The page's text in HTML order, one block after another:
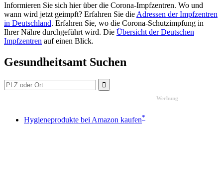
Informieren Sie sich hier über die Corona-Impfzentren. Wo und
wann wird jetzt geimpft? Erfahren Sie die Adressen der Impfzentren
in Deutschland. Erfahren Sie, wo die Corona-Schutzimpfung in
Ihrer Nähre durchgeführt wird. Die Übersicht der Deutschen
Impfzentren auf einen Blick.
Gesundheitsamt Suchen
Werbung
Hygieneprodukte bei Amazon kaufen*